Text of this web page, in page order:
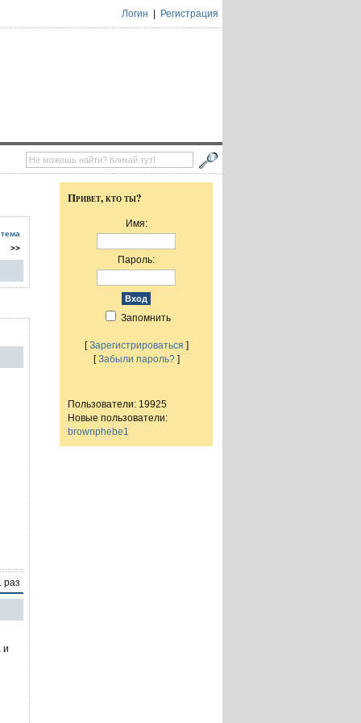
Логин Регистрация
>>
раз
и
Привет, кто ты?
Имя:
Пароль:
Запомнить
[Зарегистрироваться ]
[Забыли пароль?]
Пользователи: 19925
Новые пользователи:
brownphebe1